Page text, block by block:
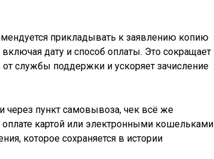
прикладывать к заявлению копию
дату и способ оплаты. Это сокращает
службы поддержки и ускоряет зачисление
через пункт самовывоза, чек всё же
оплате картой или электронными кошельками
которое сохраняется в истории